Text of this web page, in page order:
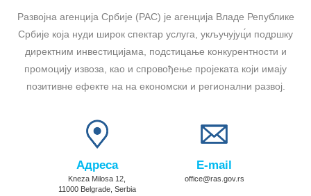
Развојна агенција Србије (РАС) је агенција Владе Републике
Србије која нуди широк спектар услуга, укључујуц́и подршку
директним инвестицијама, подстицање конкурентности и
промоцију извоза, као и спровођење пројеката који имају
позитивне ефекте на на економски и регионални развој.
Адреса
Kneza Milosa 12,
11000 Belgrade, Serbia
E-mail
office@ras.gov.rs